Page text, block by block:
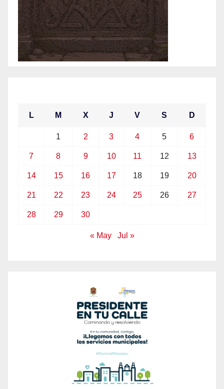
L M X J V S D
1 2 3 4 5 6
7 8 9 10 11 12 13
14 15 16 17 18 19 20
21 22 23 24 25 26 27
28 29 30
« May Jul »